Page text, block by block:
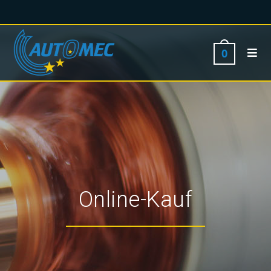
0
Online-Kauf